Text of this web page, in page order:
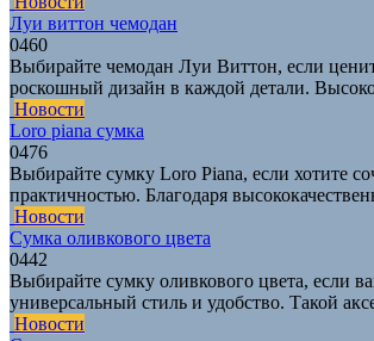
Луи виттон чемодан
0460
Выбирайте чемодан Луи Виттон, если
роскошный дизайн в каждой детали.
Новости
Loro piana сумка
0476
Выбирайте сумку Loro Piana, если хотите
практичностью. Благодаря
Новости
Сумка оливкового цвета
0442
Выбирайте сумку оливкового цвета, если
универсальный стиль и удобство. Такой
Новости